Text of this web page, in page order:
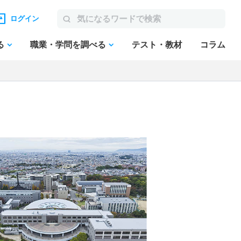
ログイン
職業・学問を調べる テスト・教材 コラム